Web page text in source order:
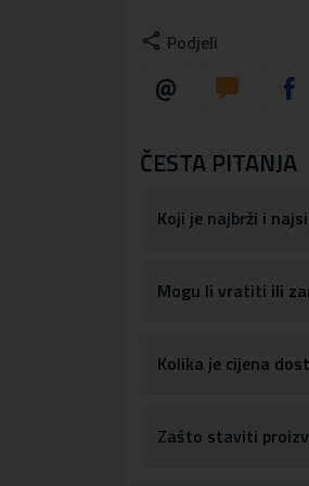
Maskica ima
pristupanje
S obzirom na
Materijal:
Podjeli
ČESTA PITANJA
Koji je najbrži i
Mogu li vratiti ili
Kolika je cijena
Zašto staviti